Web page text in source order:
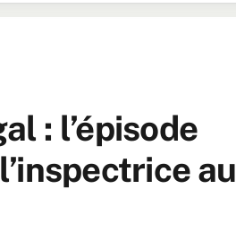
: l’épisode
au